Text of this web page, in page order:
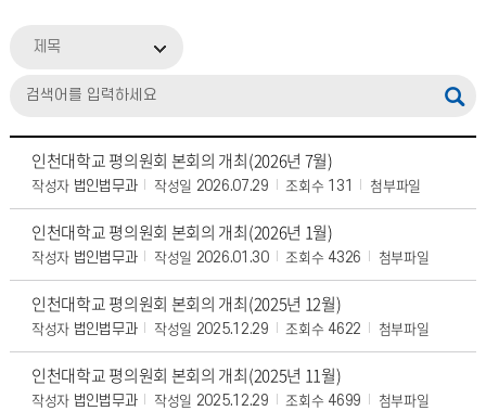
제목
인천대학교 평의원회 본회의 개최(2026년 7월)
작성자 법인법무과 작성일 2026.07.29 조회수 131 첨부파일
인천대학교 평의원회 본회의 개최(2026년 1월)
작성자 법인법무과 작성일 2026.01.30 조회수 4326 첨부파일
인천대학교 평의원회 본회의 개최(2025년 12월)
작성자 법인법무과 작성일 2025.12.29 조회수 4622 첨부파일
인천대학교 평의원회 본회의 개최(2025년 11월)
작성자 법인법무과 작성일 2025.12.29 조회수 4699 첨부파일